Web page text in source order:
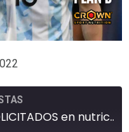
72 los 3 TEMAS MÁS SOLICITADOS en nutrición deportiva 2022